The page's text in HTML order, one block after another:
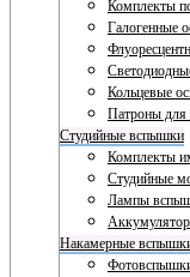
Комплекты
Галогенные
Кольцевые
Патроны для
Студийные вспышки
Комплекты
Студийные
Лампы
Накамерные